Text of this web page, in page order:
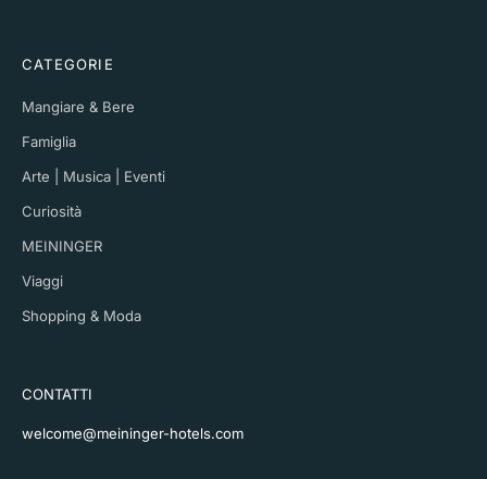
CATEGORIE
Mangiare & Bere
Famiglia
Arte | Musica | Eventi
Curiosità
MEININGER
Viaggi
Shopping & Moda
CONTATTI
welcome@meininger-hotels.com